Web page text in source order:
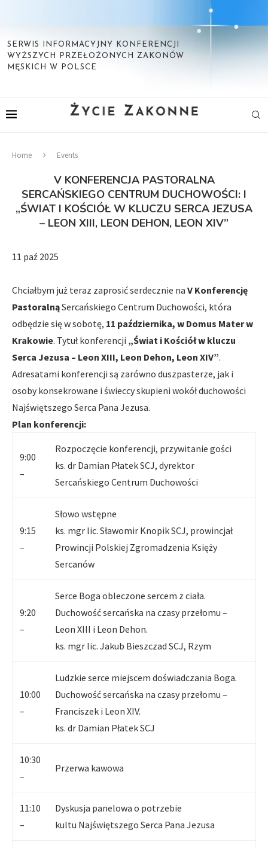
SERWIS INFORMACYJNY KONFERENCJI
WYŻSZYCH PRZEŁOŻONYCH ZAKONÓW
MĘSKICH W POLSCE
Home Events
V KONFERENCJA PASTORALNA
SERCAŃSKIEGO CENTRUM DUCHOWOŚCI: I
„ŚWIAT I KOŚCIÓŁ W KLUCZU SERCA JEZUSA
– LEON XIII, LEON DEHON, LEON XIV”
11 paź 2025
Chciałbym już teraz zaprosić serdecznie na V Konferencję
PastoralnąSercańskiego Centrum Duchowości, która
odbędzie się w sobotę, 11 października, w Domus Mater w
Krakowie. Tytuł konferencji „Świat i Kościół w kluczu
Serca Jezusa – Leon XIII, Leon Dehon, Leon XIV”.
Adresatami konferencji są zarówno duszpasterze, jak i
osoby konsekrowane i świeccy skupieni wokół duchowości
Najświętszego Serca Pana Jezusa.
Plan konferencji:
9:00
–
Rozpoczęcie konferencji, przywitanie gości
ks. dr Damian Płatek SCJ, dyrektor
Sercańskiego Centrum Duchowości
9:15
–
Słowo wstępne
ks. mgr lic. Sławomir Knopik SCJ, prowincjał
Prowincji Polskiej Zgromadzenia Księży
Sercanów
9:20
–
Serce Boga obleczone sercem z ciała.
Duchowość sercańska na czasy przełomu –
Leon XIII i Leon Dehon.
ks. mgr lic. Jakub Bieszczad SCJ, Rzym
10:00
–
Ludzkie serce miejscem doświadczania Boga.
Duchowość sercańska na czasy przełomu –
Franciszek i Leon XIV.
ks. dr Damian Płatek SCJ
10:30
–
Przerwa kawowa
11:10
–
Dyskusja panelowa o potrzebie
kultu Najświętszego Serca Pana Jezusa